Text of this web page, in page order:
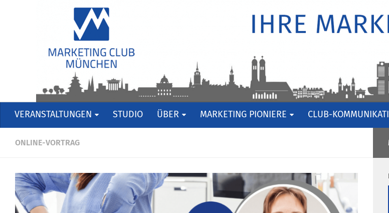
VERANSTALTUNGEN STUDIO ÜBER MARKETING PIONIERE CLUB-
ONLINE-VORTRAG